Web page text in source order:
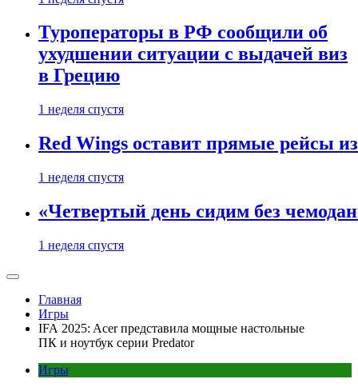
Туроператоры в РФ сообщили об
ухудшении ситуации с выдачей виз
в Грецию
1 неделя спустя
Red Wings оставит прямые рейсы
1 неделя спустя
«Четвертый день сидим без
1 неделя спустя
Главная
Игры
IFA 2025: Acer представила мощные настольные
ПК и ноутбук серии Predator
Игры